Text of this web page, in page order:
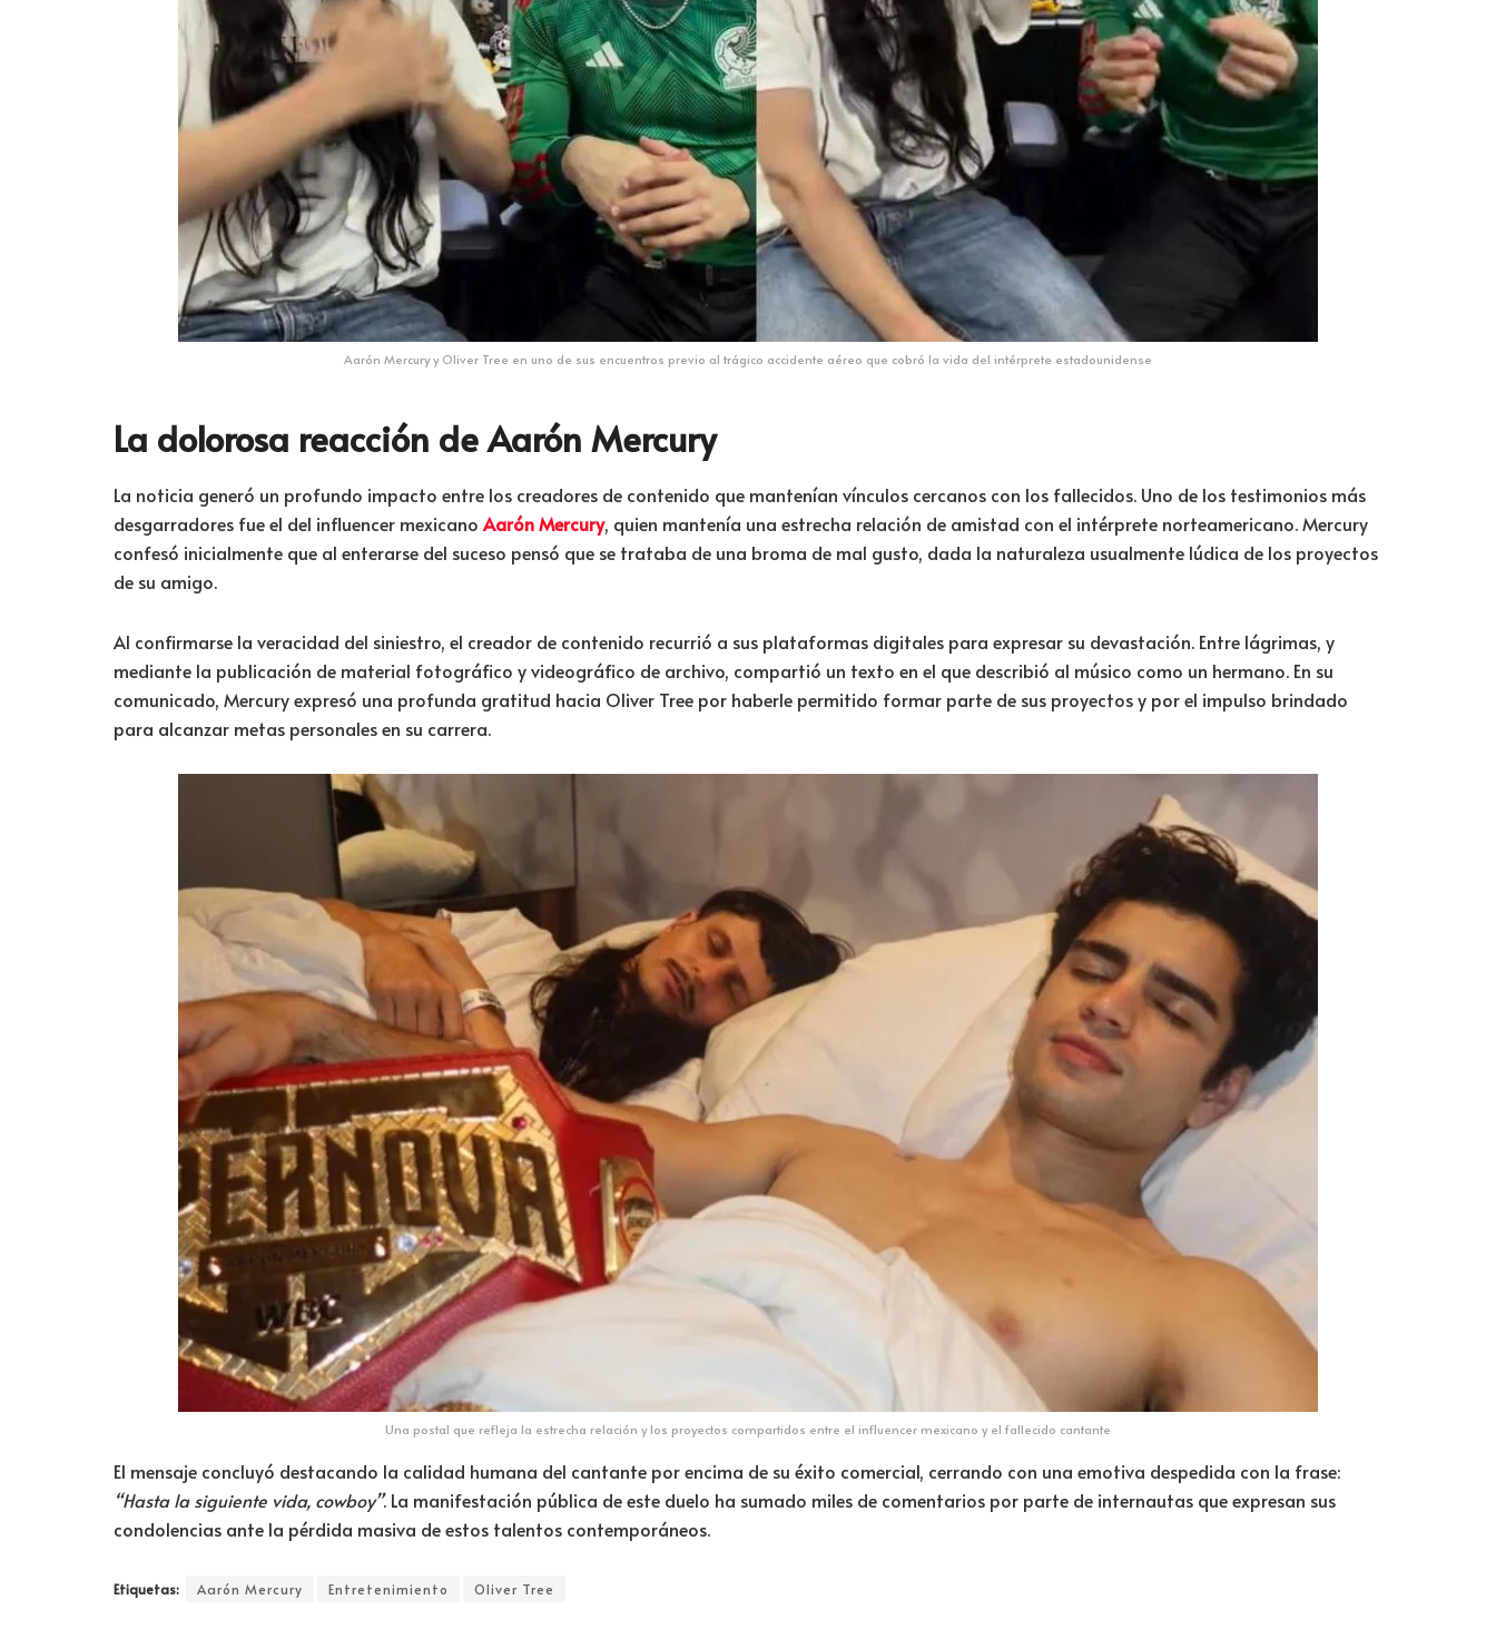
Aarón Mercury y Oliver Tree en uno de sus encuentros previo al trágico accidente aéreo que cobró la vida del intérprete estadounidense
La dolorosa reacción de Aarón Mercury
La noticia generó un profundo impacto entre los creadores de contenido que mantenían vínculos cercanos con los fallecidos. Uno de los testimonios más
desgarradores fue el del influencer mexicano Aarón Mercury, quien mantenía una estrecha relación de amistad con el intérprete norteamericano. Mercury
confesó inicialmente que al enterarse del suceso pensó que se trataba de una broma de mal gusto, dada la naturaleza usualmente lúdica de los proyectos
de su amigo.
Al confirmarse la veracidad del siniestro, el creador de contenido recurrió a sus plataformas digitales para expresar su devastación. Entre lágrimas, y
mediante la publicación de material fotográfico y videográfico de archivo, compartió un texto en el que describió al músico como un hermano. En su
comunicado, Mercury expresó una profunda gratitud hacia Oliver Tree por haberle permitido formar parte de sus proyectos y por el impulso brindado
para alcanzar metas personales en su carrera.
Una postal que refleja la estrecha relación y los proyectos compartidos entre el influencer mexicano y el fallecido cantante
El mensaje concluyó destacando la calidad humana del cantante por encima de su éxito comercial, cerrando con una emotiva despedida con la frase:
“Hasta la siguiente vida, cowboy”. La manifestación pública de este duelo ha sumado miles de comentarios por parte de internautas que expresan sus
condolencias ante la pérdida masiva de estos talentos contemporáneos.
Etiquetas: Aarón Mercury Entretenimiento Oliver Tree